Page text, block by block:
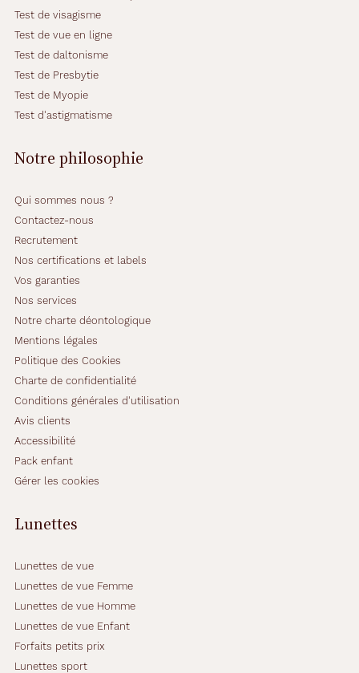
Test de visagisme
Test de vue en ligne
Test de daltonisme
Test de Presbytie
Test de Myopie
Test d'astigmatisme
Notre philosophie
Qui sommes nous ?
Contactez-nous
Recrutement
Nos certifications et labels
Vos garanties
Nos services
Notre charte déontologique
Mentions légales
Politique des Cookies
Charte de confidentialité
Conditions générales d'utilisation
Avis clients
Accessibilité
Pack enfant
Gérer les cookies
Lunettes
Lunettes de vue
Lunettes de vue Femme
Lunettes de vue Homme
Lunettes de vue Enfant
Forfaits petits prix
Lunettes sport